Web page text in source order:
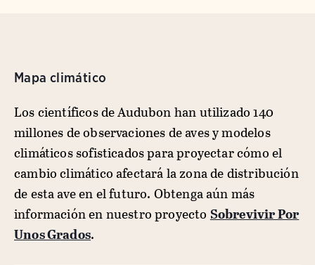
Mapa climático
Los científicos de Audubon han utilizado 140
millones de observaciones de aves y modelos
climáticos sofisticados para proyectar cómo el
cambio climático afectará la zona de distribución
de esta ave en el futuro. Obtenga aún más
información en nuestro proyecto Sobrevivir Por
Unos Grados.